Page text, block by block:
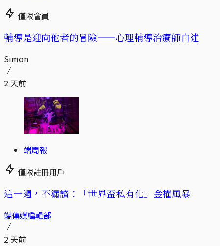
僅限會員
輔導是迎向他者的冒險——心理輔導治療師自述
Simon
2 天前
端周報
僅限註冊用戶
這一週，不漏讀：「世界盃私有化」金權風暴
端傳媒編輯部
2 天前